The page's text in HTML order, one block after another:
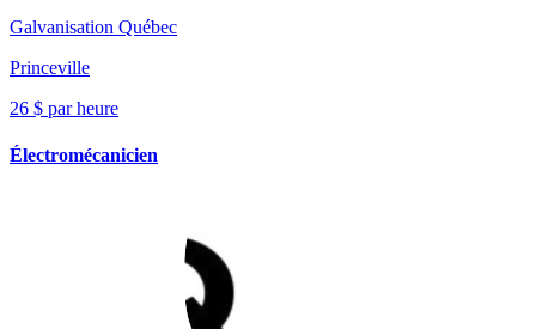
Galvanisation Québec
Princeville
26 $ par heure
Électromécanicien